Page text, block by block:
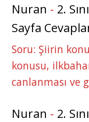
Nuran - 2.
Sayfa
Soru: Şiirin
konusu,
canlanması ve
Nuran - 2.